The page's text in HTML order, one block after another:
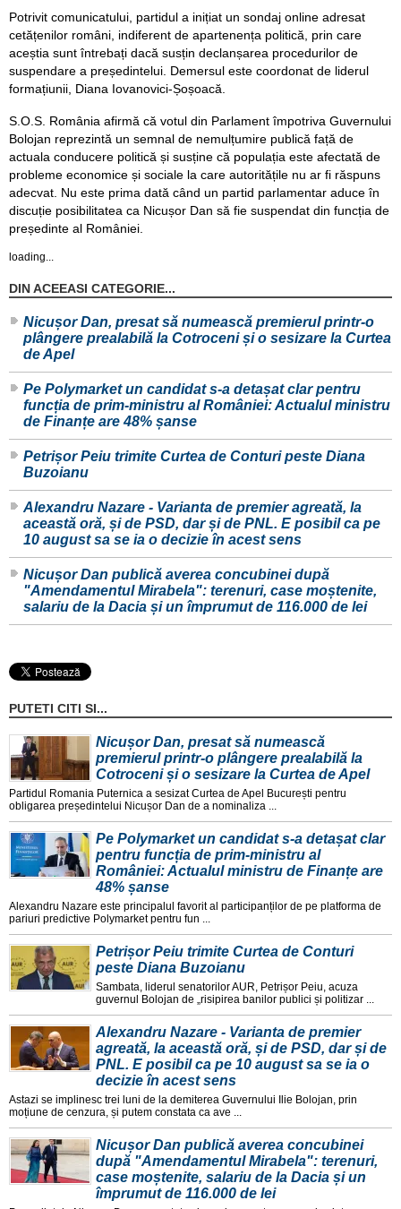
Potrivit comunicatului, partidul a inițiat un sondaj online adresat
cetățenilor români, indiferent de apartenența politică, prin care
aceștia sunt întrebați dacă susțin declanșarea procedurilor de
suspendare a președintelui. Demersul este coordonat de liderul
formațiunii, Diana Iovanovici-Șoșoacă.
S.O.S. România afirmă că votul din Parlament împotriva Guvernului
Bolojan reprezintă un semnal de nemulțumire publică față de
actuala conducere politică și susține că populația este afectată de
probleme economice și sociale la care autoritățile nu ar fi răspuns
adecvat. Nu este prima dată când un partid parlamentar aduce în
discuție posibilitatea ca Nicușor Dan să fie suspendat din funcția de
președinte al României.
loading...
DIN ACEEASI CATEGORIE...
Nicușor Dan, presat să numească premierul printr-o
plângere prealabilă la Cotroceni și o sesizare la Curtea
de Apel
Pe Polymarket un candidat s-a detașat clar pentru
funcția de prim-ministru al României: Actualul ministru
de Finanțe are 48% șanse
Petrișor Peiu trimite Curtea de Conturi peste Diana
Buzoianu
Alexandru Nazare - Varianta de premier agreată, la
această oră, și de PSD, dar și de PNL. E posibil ca pe
10 august sa se ia o decizie în acest sens
Nicușor Dan publică averea concubinei după
"Amendamentul Mirabela": terenuri, case moștenite,
salariu de la Dacia și un împrumut de 116.000 de lei
PUTETI CITI SI...
Nicușor Dan, presat să numească
premierul printr-o plângere prealabilă la
Cotroceni și o sesizare la Curtea de Apel
Partidul Romania Puternica a sesizat Curtea de Apel București pentru
obligarea președintelui Nicușor Dan de a nominaliza ...
Pe Polymarket un candidat s-a detașat clar
pentru funcția de prim-ministru al
României: Actualul ministru de Finanțe are
48% șanse
Alexandru Nazare este principalul favorit al participanților de pe platforma de
pariuri predictive Polymarket pentru fun ...
Petrișor Peiu trimite Curtea de Conturi
peste Diana Buzoianu
Sambata, liderul senatorilor AUR, Petrișor Peiu, acuza
guvernul Bolojan de „risipirea banilor publici și politizar ...
Alexandru Nazare - Varianta de premier
agreată, la această oră, și de PSD, dar și de
PNL. E posibil ca pe 10 august sa se ia o
decizie în acest sens
Astazi se implinesc trei luni de la demiterea Guvernului Ilie Bolojan, prin
moțiune de cenzura, și putem constata ca ave ...
Nicușor Dan publică averea concubinei
după "Amendamentul Mirabela": terenuri,
case moștenite, salariu de la Dacia și un
împrumut de 116.000 de lei